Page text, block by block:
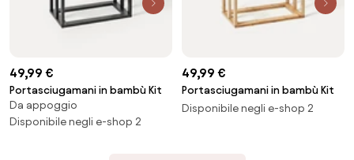
49,99 €
Portasciugamani in bambù Kit
Da appoggio
Disponibile negli e-shop 2
49,99 €
Portasciugamani in bambù Kit
Disponibile negli e-shop 2